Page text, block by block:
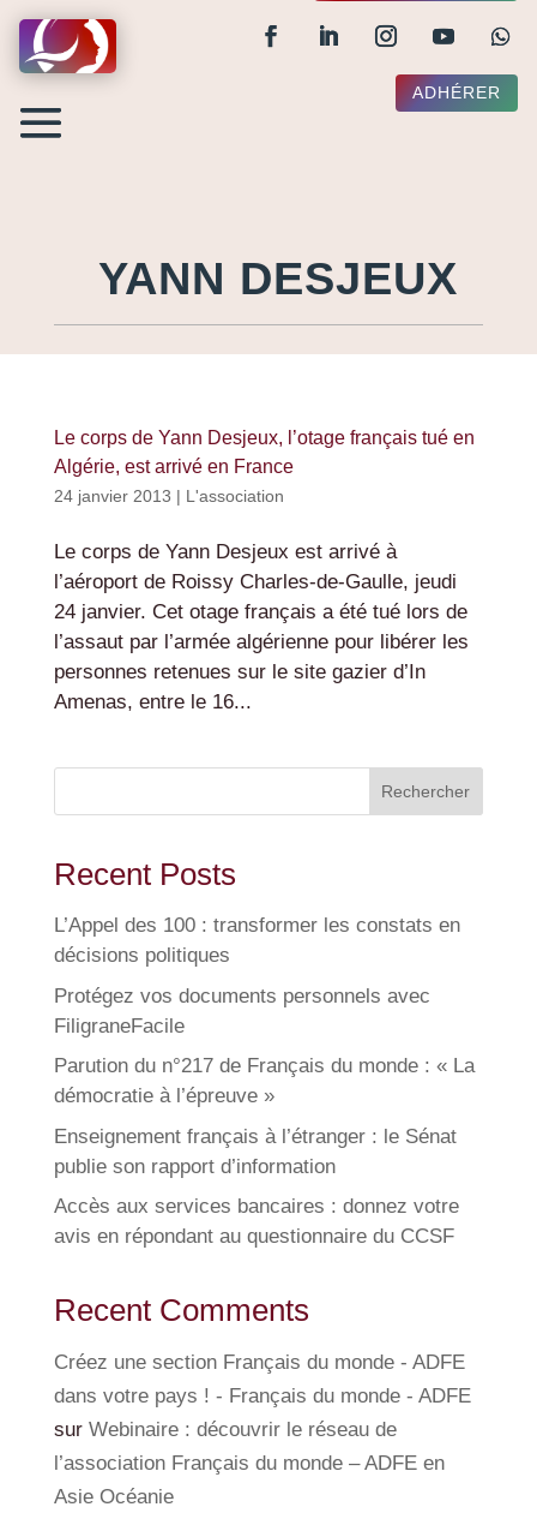
ADHÉRER
YANN DESJEUX
Le corps de Yann Desjeux, l’otage français tué en
Algérie, est arrivé en France
24 janvier 2013 | L'association
Le corps de Yann Desjeux est arrivé à
l’aéroport de Roissy Charles-de-Gaulle, jeudi
24 janvier. Cet otage français a été tué lors de
l’assaut par l’armée algérienne pour libérer les
personnes retenues sur le site gazier d’In
Amenas, entre le 16...
Rechercher
Recent Posts
L’Appel des 100 : transformer les constats en
décisions politiques
Protégez vos documents personnels avec
FiligraneFacile
Parution du n°217 de Français du monde : « La
démocratie à l’épreuve »
Enseignement français à l’étranger : le Sénat
publie son rapport d’information
Accès aux services bancaires : donnez votre
avis en répondant au questionnaire du CCSF
Recent Comments
Créez une section Français du monde - ADFE
dans votre pays ! - Français du monde - ADFE
sur Webinaire : découvrir le réseau de
l’association Français du monde – ADFE en
Asie Océanie